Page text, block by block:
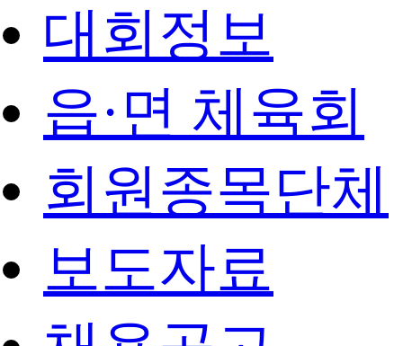
대회정보
읍·면 체육회
회원종목단체
보도자료